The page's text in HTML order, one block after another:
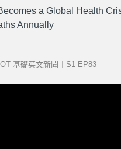
a Global Health
Annually
基礎英文新聞｜S1 EP83